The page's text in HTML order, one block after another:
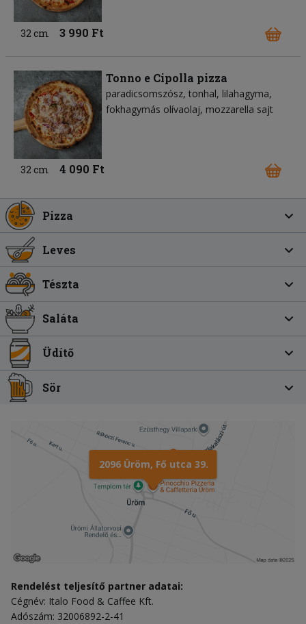
32 cm 3 990 Ft
Tonno e Cipolla pizza
paradicsomszósz tonhal lilahagyma
fokhagymás olívaolaj mozzarella sajt
32 cm 4 090 Ft
Pizza
Leves
Tészta
Saláta
Üdítő
Sör
2096 Üröm, Fő utca 39.
Rendelést teljesítő partner adatai:
Cégnév: Italo Food & Caffee Kft.
Adószám: 32006892-2-41